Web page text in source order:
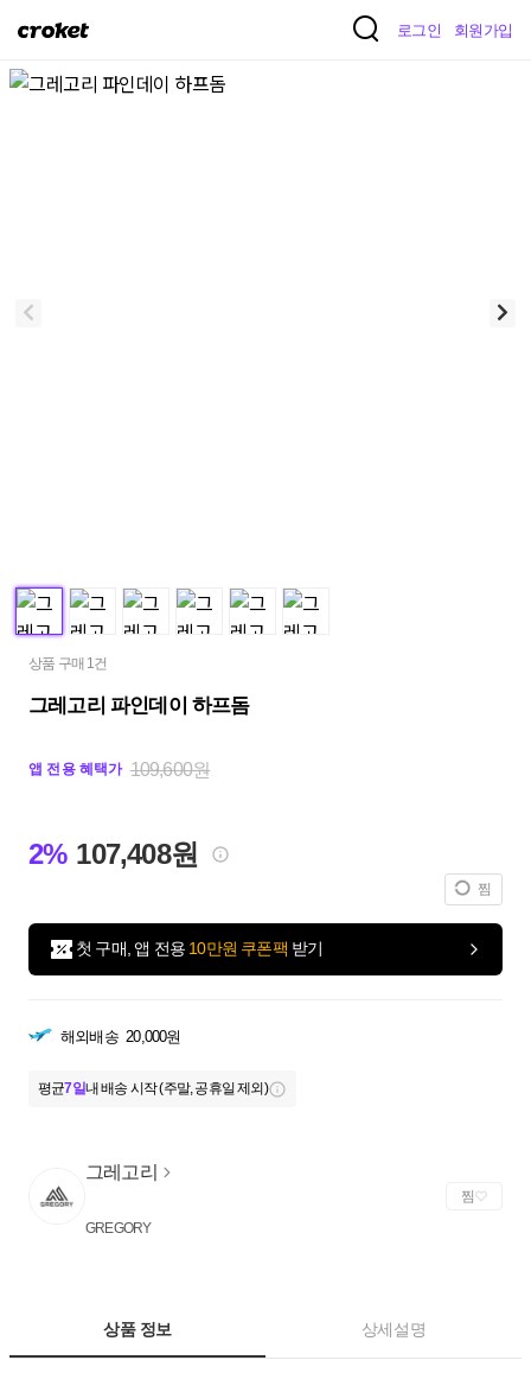
크
켓
로그인 회원가입
상품 구매 1건
그레고리 파인데이 하프돔
앱 전용 혜택가 109,600원
2% 107,408원
찜
첫 구매, 앱 전용 10만원 쿠폰팩 받기
해외배송 20,000원
평균7일내 배송 시작 (주말, 공휴일 제외)
그레고리
GREGORY
찜
상품 정보 상세설명